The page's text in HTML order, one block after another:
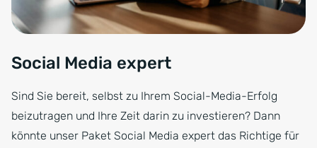
Social Media expert
Sind Sie bereit, selbst zu Ihrem Social-Media-Erfolg
beizutragen und Ihre Zeit darin zu investieren? Dann
könnte unser Paket Social Media expert das Richtige für